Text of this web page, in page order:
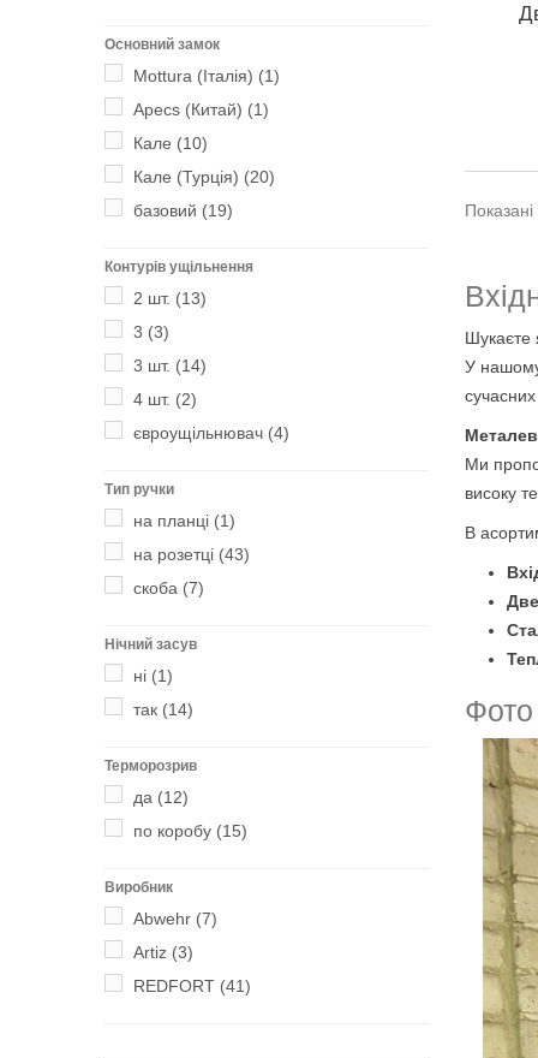
Основний замок
Mottura (Італія) (1)
Аpecs (Китай) (1)
Кале (10)
Кале (Турція) (20)
базовий (19)
Контурів ущільнення
2 шт. (13)
3 (3)
3 шт. (14)
4 шт. (2)
євроущільнювач (4)
Тип ручки
на планці (1)
на розетці (43)
скоба (7)
Нічний засув
ні (1)
так (14)
Терморозрив
да (12)
по коробу (15)
Виробник
Abwehr (7)
Artiz (3)
REDFORT (41)
Показані
Шукаєте
У нашому
Ми
високу
В
Фото